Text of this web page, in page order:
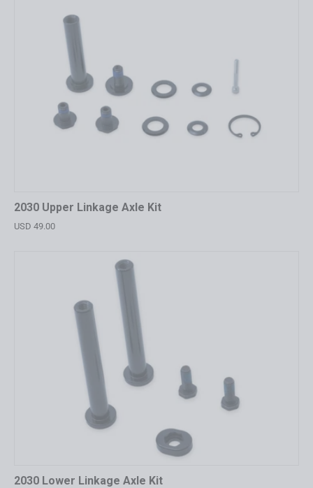
2030 Upper Linkage Axle Kit
USD 49.00
2030 Lower Linkage Axle Kit